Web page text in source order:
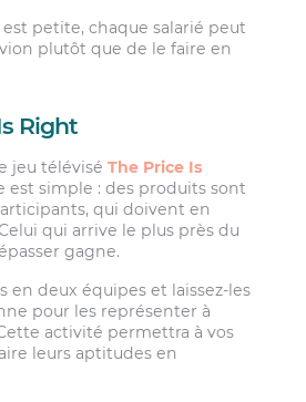
petite, chaque salarié peut
plutôt que de le faire en
Right
jeu téléviséThe Price Is
est simple : des produits sont
qui doivent en
qui arrive le plus près du
gagne.
en deux équipes et laissez-les
pour les représenter à
activité permettra à vos
leurs aptitudes en